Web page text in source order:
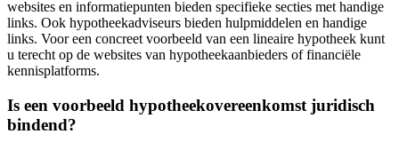
websites en informatiepunten bieden specifieke secties met handige
links. Ook hypotheekadviseurs bieden hulpmiddelen en handige
links. Voor een concreet voorbeeld van een lineaire hypotheek kunt
u terecht op de websites van hypotheekaanbieders of financiële
kennisplatforms.
Is een voorbeeld hypotheekovereenkomst juridisch
bindend?